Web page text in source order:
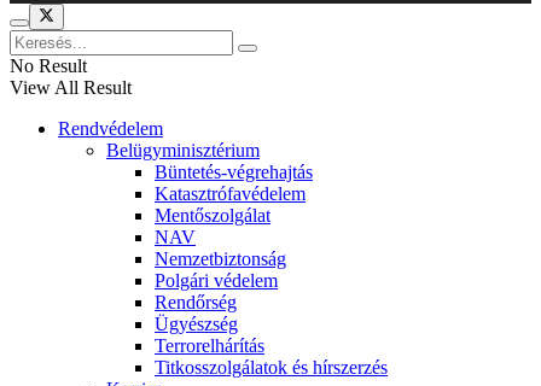
No Result
View All Result
Rendvédelem
Belügyminisztérium
Büntetés-végrehajtás
Katasztrófavédelem
Mentőszolgálat
NAV
Nemzetbiztonság
Polgári védelem
Rendőrség
Ügyészség
Terrorelhárítás
Titkosszolgálatok és hírszerzés